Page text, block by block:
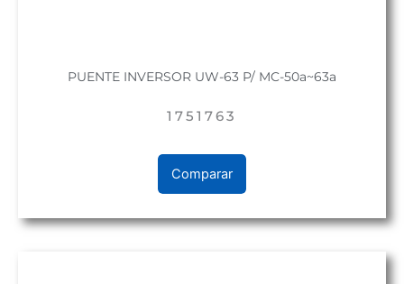
PUENTE INVERSOR UW-63 P/ MC-50a~63a
1751763
Comparar